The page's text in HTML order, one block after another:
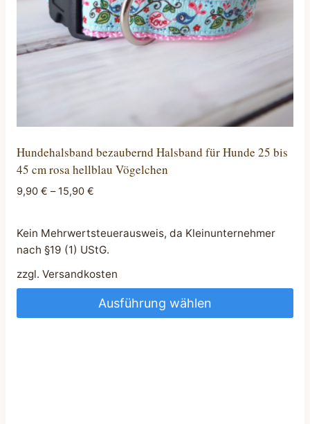
Produktseite
gewählt
werden
Hundehalsband bezaubernd Halsband für Hunde 25 bis
45 cm rosa hellblau Vögelchen
9,90 € –15,90 €
Kein Mehrwertsteuerausweis, da Kleinunternehmer
nach §19 (1) UStG.
zzgl. Versandkosten
Ausführung wählen